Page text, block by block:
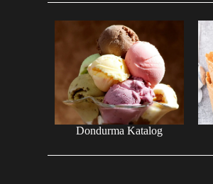
Dondurma Katalog